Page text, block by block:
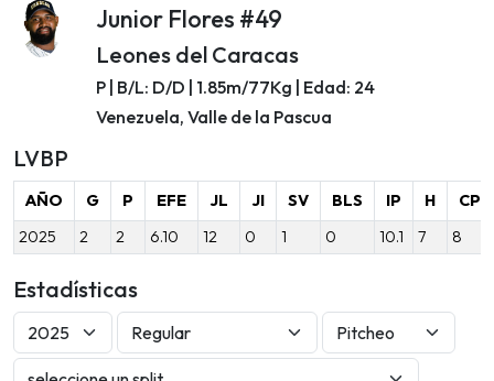
Junior Flores #49
Leones del Caracas
P | B/L: D/D | 1.85m/77Kg | Edad: 24
Venezuela, Valle de la Pascua
LVBP
AÑO G P EFE JL JI SV BLS IP H
CP
2025
2 2 6.10 12 0 1 0 10.1 7 8
Estadísticas